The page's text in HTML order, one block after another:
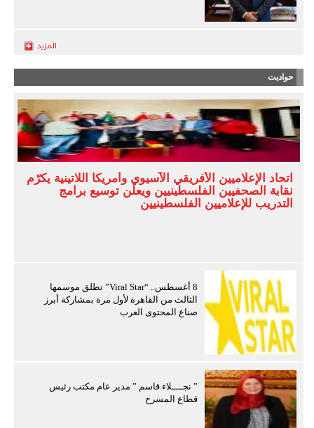
حواديت
اتحاد الإعلاميين الأفريقي الآسيوي وأمريكا اللاتينية يكرّم
نقابة الصحفيين الفلسطينيين ويعلن توسيع برامج
التدريب للإعلاميين الفلسطينيين
8 أغسطس.. “Viral Star” تطلق موسمها
الثالث من القاهرة لأول مرة بمشاركة أبرز
صناع المحتوى العرب
” نجــــلاء قاسم ” مدير عام مكتب رئيس
قطاع المسرح